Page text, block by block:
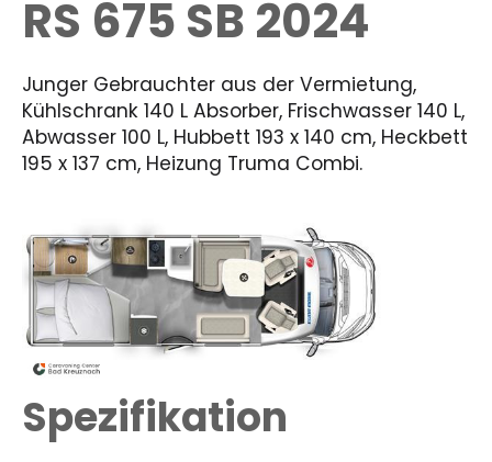
RS 675 SB 2024
Junger Gebrauchter aus der Vermietung,
Kühlschrank 140 L Absorber, Frischwasser 140 L,
Abwasser 100 L, Hubbett 193 x 140 cm, Heckbett
195 x 137 cm, Heizung Truma Combi.
Spezifikation